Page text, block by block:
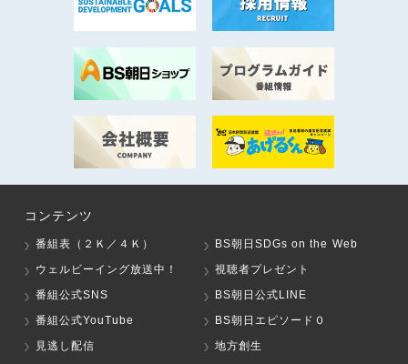
コンテンツ
番組表（２Ｋ／４Ｋ）
BS朝日SDGs on the Web
ウェルビーイング放送中！
視聴者プレゼント
番組公式SNS
BS朝日公式LINE
番組公式YouTube
BS朝日エピソード０
見逃し配信
地方創生